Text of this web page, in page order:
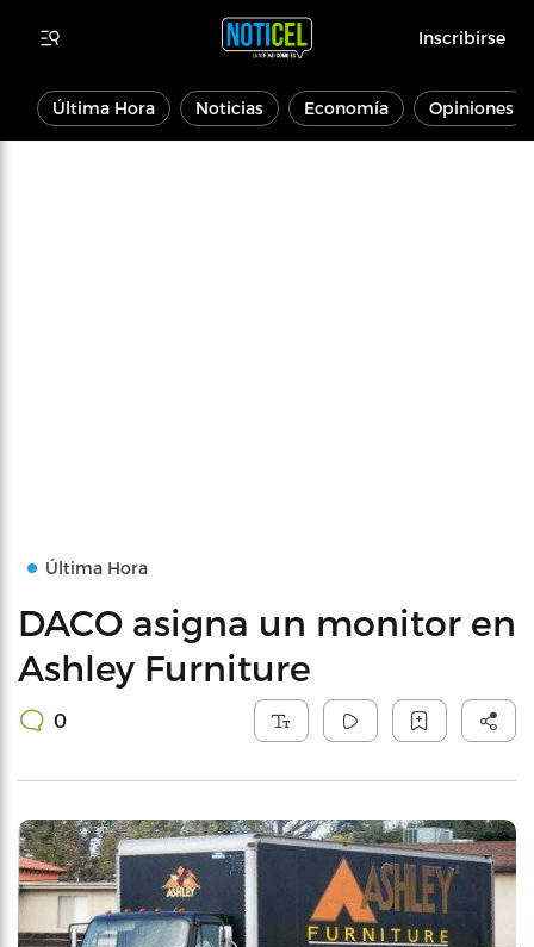
Inscribirse
Última Hora Noticias Economía Opiniones
Última Hora
DACO asigna un monitor en
Ashley Furniture
0